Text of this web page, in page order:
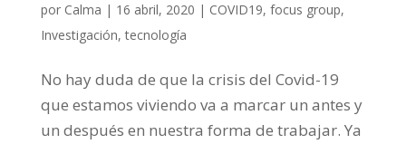
por Calma | 16 abril, 2020 | COVID19, focus group,
Investigación,tecnología
No hay duda de que la crisis del Covid-19
que estamos viviendo va a marcar un antes y
un después en nuestra forma de trabajar. Ya